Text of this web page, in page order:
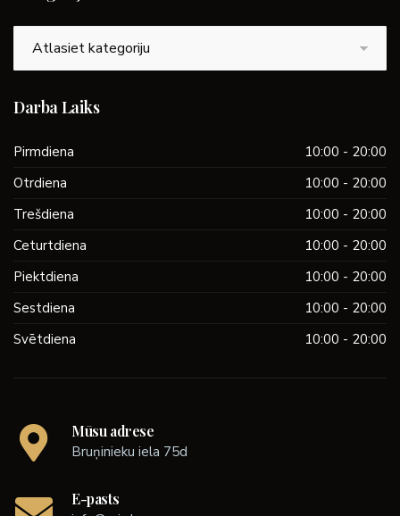
Darba Laiks
Pirmdiena
10:00 - 20:00
Otrdiena
10:00 - 20:00
Trešdiena
10:00 - 20:00
Ceturtdiena
10:00 - 20:00
Piektdiena
10:00 - 20:00
Sestdiena
10:00 - 20:00
Svētdiena
10:00 - 20:00
Mūsu adrese
Bruņinieku iela 75d
E-pasts